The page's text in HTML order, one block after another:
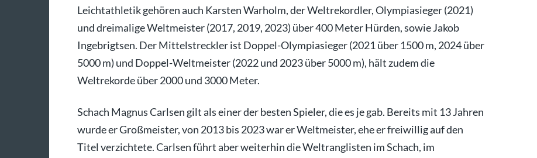
Leichtathletik gehören auch Karsten Warholm, der Weltrekordler, Olympiasieger (2021)
und dreimalige Weltmeister (2017, 2019, 2023) über 400 Meter Hürden, sowie Jakob
Ingebrigtsen. Der Mittelstreckler ist Doppel-Olympiasieger (2021 über 1500 m, 2024 über
5000 m) und Doppel-Weltmeister (2022 und 2023 über 5000 m), hält zudem die
Weltrekorde über 2000 und 3000 Meter.
Schach Magnus Carlsen gilt als einer der besten Spieler, die es je gab. Bereits mit 13 Jahren
wurde er Großmeister, von 2013 bis 2023 war er Weltmeister, ehe er freiwillig auf den
Titel verzichtete. Carlsen führt aber weiterhin die Weltranglisten im Schach, im